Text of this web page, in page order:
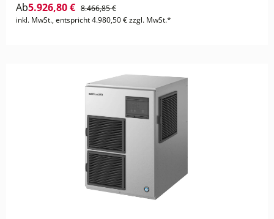
Ab5.926,80 € 8.466,85 €
inkl. MwSt., entspricht 4.980,50 € zzgl. MwSt.*